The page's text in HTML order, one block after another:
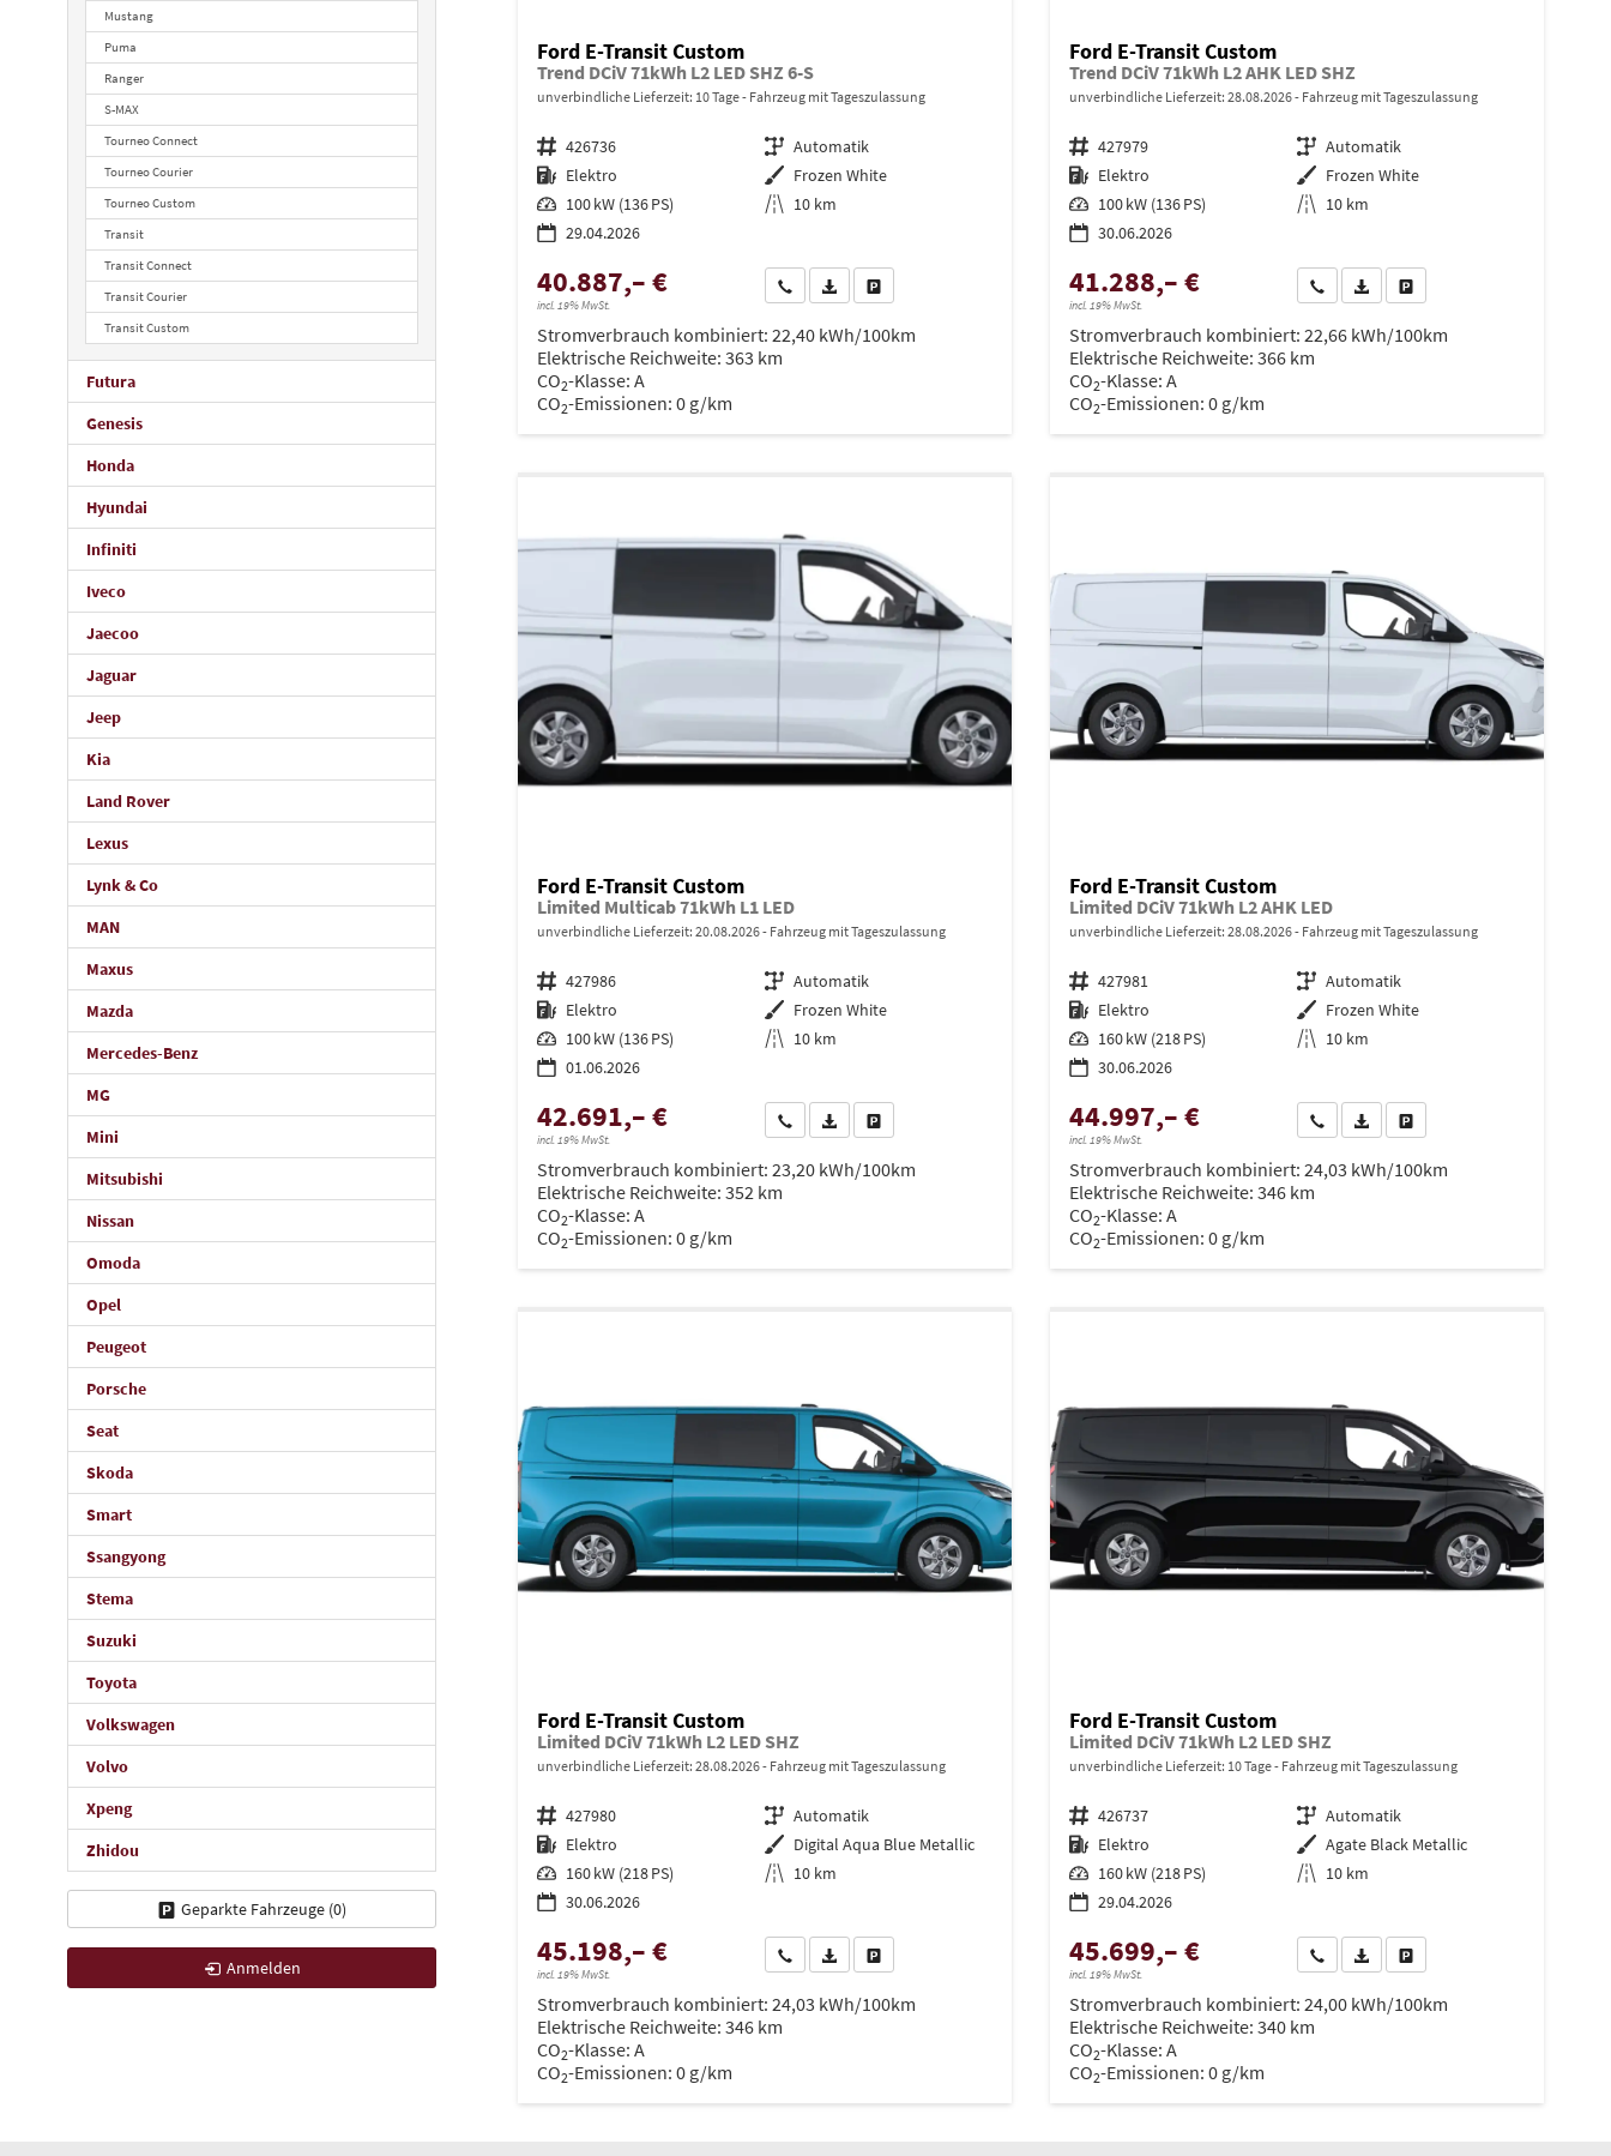
Ford E-Transit Custom
Trend DCiV 71kWh L2 LED SHZ 6-S
unverbindliche Lieferzeit: 10 Tage Fahrzeug mit Tageszulassung
Fahrzeugnr. 426736 Getriebe Automatik
Kraftstoff Elektro Außenfarbe Frozen White
Leistung 100 kW (136 PS) Kilometerstand 10 km
29.04.2026
40.887,– €
incl. 19% MwSt.
Wir rufen Sie anPDF-Datei, Fahrzeugexposé drucken
Drucken, parken oder vergleichen
Stromverbrauch kombiniert: 22,40 kWh/100km
Elektrische Reichweite: 363 km
CO2-Klasse: A
CO2-Emissionen: 0 g/km
Ford E-Transit Custom
Trend DCiV 71kWh L2 AHK LED SHZ
unverbindliche Lieferzeit: 28.08.2026 Fahrzeug mit Tageszulassung
Fahrzeugnr. 427979 Getriebe Automatik
Kraftstoff Elektro Außenfarbe Frozen White
Leistung 100 kW (136 PS) Kilometerstand 10 km
30.06.2026
41.288,– €
incl. 19% MwSt.
Wir rufen Sie anPDF-Datei, Fahrzeugexposé drucken
Drucken, parken oder
Stromverbrauch kombiniert: 22,66 kWh/100km
Elektrische Reichweite: 366 km
CO2-Klasse: A
CO2-Emissionen: 0 g/km
Ford E-Transit Custom
Limited Multicab 71kWh L1 LED
unverbindliche Lieferzeit: 20.08.2026 Fahrzeug mit Tageszulassung
Fahrzeugnr. 427986 Getriebe Automatik
Kraftstoff Elektro Außenfarbe Frozen White
Leistung 100 kW (136 PS) Kilometerstand 10 km
01.06.2026
42.691,– €
incl. 19% MwSt.
Wir rufen Sie anPDF-Datei, Fahrzeugexposé drucken
Drucken, parken oder vergleichen
Stromverbrauch kombiniert: 23,20 kWh/100km
Elektrische Reichweite: 352 km
CO2-Klasse: A
CO2-Emissionen: 0 g/km
Ford E-Transit Custom
Limited DCiV 71kWh L2 AHK LED
unverbindliche Lieferzeit: 28.08.2026 Fahrzeug mit Tageszulassung
Fahrzeugnr. 427981 Getriebe Automatik
Kraftstoff Elektro Außenfarbe Frozen White
Leistung 160 kW (218 PS) Kilometerstand 10 km
30.06.2026
44.997,– €
incl. 19% MwSt.
Wir rufen Sie anPDF-Datei, Fahrzeugexposé drucken
Drucken, parken oder
Stromverbrauch kombiniert: 24,03 kWh/100km
Elektrische Reichweite: 346 km
CO2-Klasse: A
CO2-Emissionen: 0 g/km
Ford E-Transit Custom
Limited DCiV 71kWh L2 LED SHZ
unverbindliche Lieferzeit: 28.08.2026 Fahrzeug mit Tageszulassung
Fahrzeugnr. 427980 Getriebe Automatik
Kraftstoff Elektro Außenfarbe Digital Aqua Blue Metallic
Leistung 160 kW (218 PS) Kilometerstand 10 km
30.06.2026
45.198,– €
incl. 19% MwSt.
Wir rufen Sie anPDF-Datei, Fahrzeugexposé drucken
Drucken, parken oder vergleichen
Stromverbrauch kombiniert: 24,03 kWh/100km
Elektrische Reichweite: 346 km
CO2-Klasse: A
CO2-Emissionen: 0 g/km
Ford E-Transit Custom
Limited DCiV 71kWh L2 LED SHZ
unverbindliche Lieferzeit: 10 Tage Fahrzeug mit Tageszulassung
Fahrzeugnr. 426737 Getriebe Automatik
Kraftstoff Elektro Außenfarbe Agate Black Metallic
Leistung 160 kW (218 PS) Kilometerstand 10 km
29.04.2026
45.699,– €
incl. 19% MwSt.
Wir rufen Sie anPDF-Datei, Fahrzeugexposé drucken
Drucken, parken oder
Stromverbrauch kombiniert: 24,00 kWh/100km
Elektrische Reichweite: 340 km
CO2-Klasse: A
CO2-Emissionen: 0 g/km
Mustang
Puma
Ranger
S-MAX
Tourneo Connect
Tourneo Courier
Tourneo Custom
Transit
Transit Connect
Transit Courier
Transit Custom
Futura
Genesis
Honda
Hyundai
Infiniti
Iveco
Jaecoo
Jaguar
Jeep
Kia
Land Rover
Lexus
Lynk & Co
MAN
Maxus
Mazda
Mercedes-Benz
MG
Mini
Mitsubishi
Nissan
Omoda
Opel
Peugeot
Porsche
Seat
Skoda
Smart
Ssangyong
Stema
Suzuki
Toyota
Volkswagen
Volvo
Xpeng
Zhidou
Geparkte Fahrzeuge (0)
Anmelden